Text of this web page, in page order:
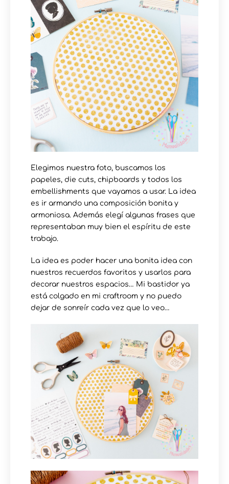
Elegimos nuestra foto, buscamos los
papeles, die cuts, chipboards y todos los
embellishments que vayamos a usar. La idea
es ir armando una composición bonita y
armoniosa. Además elegí algunas frases que
representaban muy bien el espíritu de este
trabajo.
La idea es poder hacer una bonita idea con
nuestros recuerdos favoritos y usarlos para
decorar nuestros espacios… Mi bastidor ya
está colgado en mi craftroom y no puedo
dejar de sonreír cada vez que lo veo…